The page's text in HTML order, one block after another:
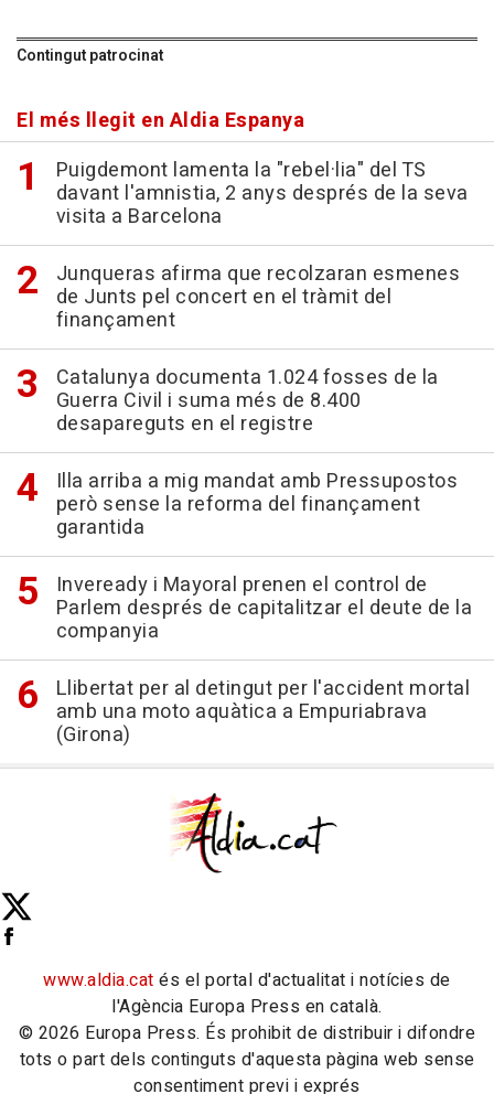
Contingut patrocinat
El més llegit en Aldia Espanya
Puigdemont lamenta la "rebel·lia" del TS
davant l'amnistia, 2 anys després de la seva
visita a Barcelona
Junqueras afirma que recolzaran esmenes
de Junts pel concert en el tràmit del
finançament
Catalunya documenta 1.024 fosses de la
Guerra Civil i suma més de 8.400
desapareguts en el registre
Illa arriba a mig mandat amb Pressupostos
però sense la reforma del finançament
garantida
Inveready i Mayoral prenen el control de
Parlem després de capitalitzar el deute de la
companyia
Llibertat per al detingut per l'accident mortal
amb una moto aquàtica a Empuriabrava
(Girona)
www.aldia.cat és el portal d'actualitat i notícies de
l'Agència Europa Press en català.
© 2026 Europa Press. És prohibit de distribuir i difondre
tots o part dels continguts d'aquesta pàgina web sense
consentiment previ i exprés